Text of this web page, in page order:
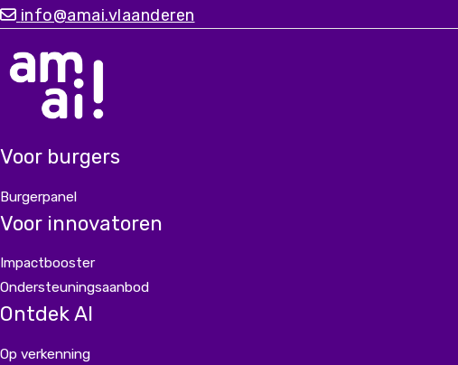
info@amai.vlaanderen
Voor burgers
Burgerpanel
Voor innovatoren
Impactbooster
Ondersteuningsaanbod
Ontdek AI
Op verkenning